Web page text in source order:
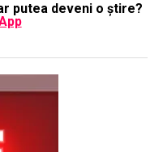
putea deveni o ştire?